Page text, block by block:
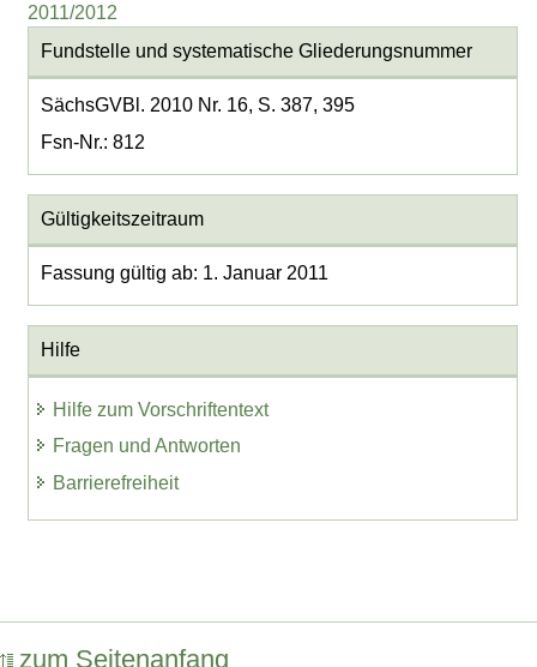
2011/2012
Fundstelle und systematische Gliederungsnummer
SächsGVBl. 2010 Nr. 16, S. 387, 395
Fsn-Nr.: 812
Gültigkeitszeitraum
Fassung gültig ab: 1. Januar 2011
Hilfe
Hilfe zum Vorschriftentext
Fragen und Antworten
Barrierefreiheit
zum Seitenanfang